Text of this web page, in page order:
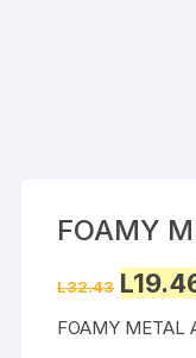
FOAMY
L32.43 Original
price
L32.43.
L
FOAMY METAL